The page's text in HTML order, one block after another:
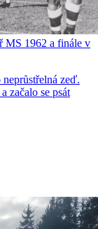
MS 1962 a finále v
zeď.
začalo se psát